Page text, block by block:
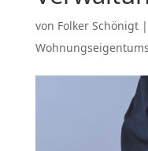
von Folker Schönigt|